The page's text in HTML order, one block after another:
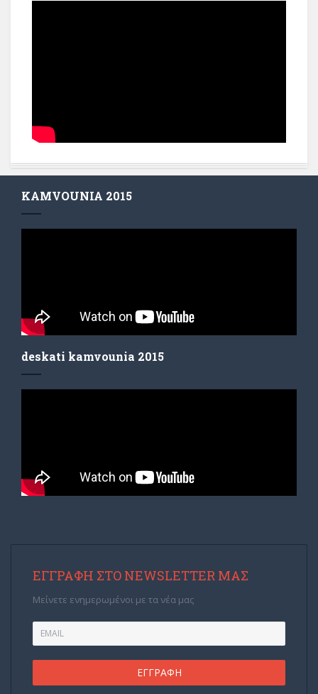
KAMVOUNIA 2015
deskati kamvounia 2015
ΕΓΓΡΑΦΉ ΣΤΟ NEWSLETTER ΜΑΣ
Μείνετε ενημερωμένοι με τα νέα μας